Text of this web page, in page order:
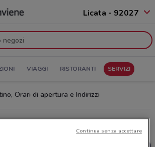
Licata - 92027
VIAGGI RISTORANTI SERVIZI
Orari di apertura e Indirizzi
volantino LinkemContinua senza accettare